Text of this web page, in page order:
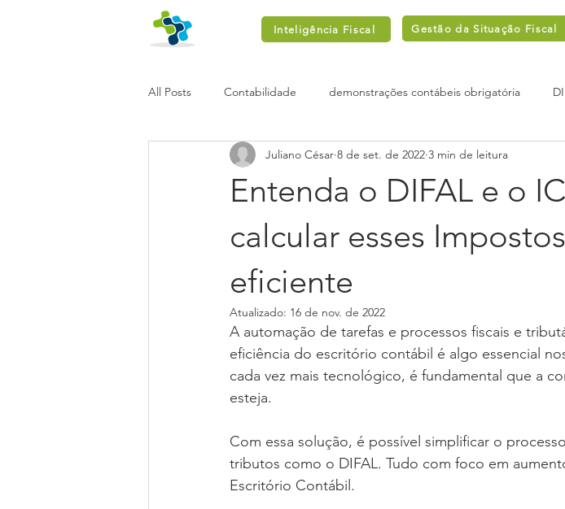
Gestão da Situação Fiscal
Inteligência Fiscal
All Posts Contabilidade demonstrações contábeis obrigatória
Entenda o DIFAL e o
calcular esses
eficiente
Juliano César 8 de set. de 2022 3 min de leitura
Atualizado: 16 de nov. de 2022
A automação de tarefas e processos fiscais e
eficiência do escritório contábil é algo essencial
cada vez mais tecnológico, é fundamental que a
esteja.
Com essa solução, é possível simplificar o
tributos como o DIFAL. Tudo com foco em
Escritório Contábil.